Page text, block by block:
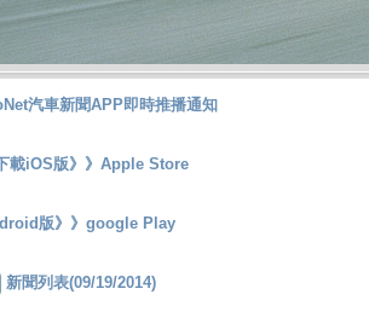
汽車新聞APP即時推播通知
載iOS版》》 Apple Store
版》》 google Play
新聞列表(09/19/2014)